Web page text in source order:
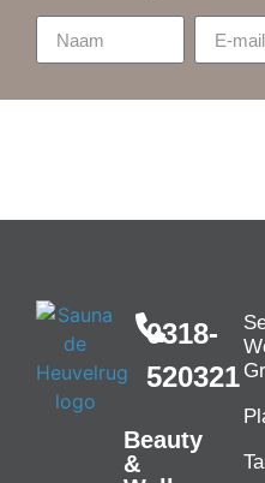
0318-
520321
Beauty
&